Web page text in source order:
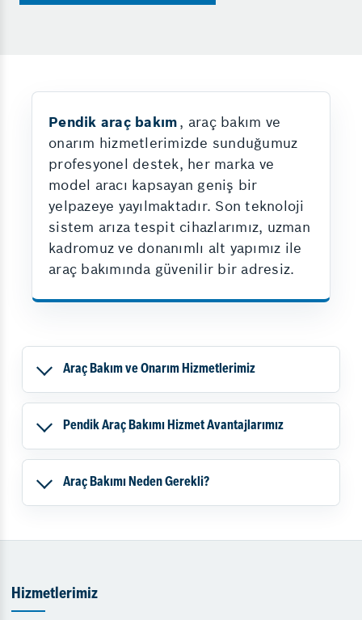
Pendik araç bakım, araç bakım ve
onarım hizmetlerimizde sunduğumuz
profesyonel destek, her marka ve
model aracı kapsayan geniş bir
yelpazeye yayılmaktadır. Son teknoloji
sistem arıza tespit cihazlarımız, uzman
kadromuz ve donanımlı alt yapımız ile
araç bakımında güvenilir bir adresiz.
Araç Bakım ve Onarım Hizmetlerimiz
Pendik Araç Bakımı Hizmet Avantajlarımız
Araç Bakımı Neden Gerekli?
Hizmetlerimiz